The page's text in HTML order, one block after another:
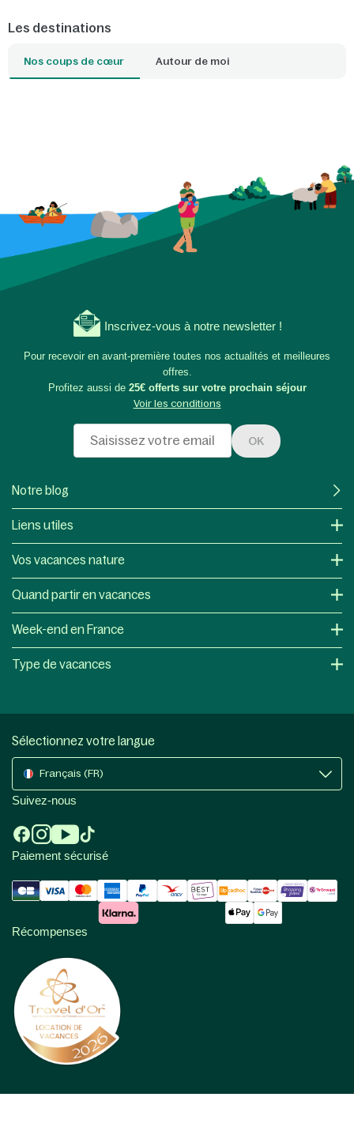
Les destinations
Nos coups de cœur Autour de moi
Inscrivez-vous à notre newsletter !
Pour recevoir en avant-première toutes nos actualités et meilleures
offres.
Profitez aussi de 25€ offerts sur votre prochain séjour
Voir les conditions
OK
Notre blog
Liens utiles
Vos vacances nature
Quand partir en vacances
Week-end en France
Type de vacances
Sélectionnez votre langue
Français (FR)
Suivez-nous
Paiement sécurisé
Récompenses